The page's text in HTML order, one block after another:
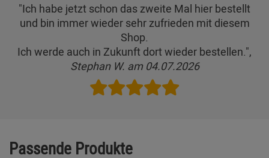
"Ich habe jetzt schon das zweite Mal hier bestellt
und bin immer wieder sehr zufrieden mit diesem
Shop.
Ich werde auch in Zukunft dort wieder bestellen.",
Stephan W. am 04.07.2026
Passende Produkte